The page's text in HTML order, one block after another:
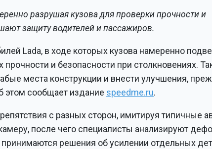
разрушая кузова для проверки прочности и
защиту водителей и пассажиров.
Lada, в ходе которых кузова намеренно
и безопасности при столкновениях.
места конструкции и внести улучшения,
этом сообщает издание speedme.ru.
с разных сторон, имитируя типичные
после чего специалисты анализируют
решения об усилении отдельных